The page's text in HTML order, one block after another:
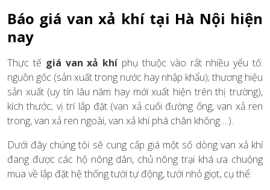
Báo giá van xả khí tại Hà Nội hiện
nay
Thực tế giá van xả khí phụ thuộc vào rất nhiều yếu tố:
nguồn gốc (sản xuất trong nước hay nhập khẩu); thương hiệu
sản xuất (uy tín lâu năm hay mới xuất hiện trên thị trường),
kích thước; vị trí lắp đặt (van xả cuối đường ống, van xả ren
trong, van xả ren ngoài, van xả khí phá chân không….).
Dưới đây chúng tôi sẽ cung cấp giá một số dòng van xả khí
đang được các hộ nông dân, chủ nông trại khá ưa chuộng
mua về lắp đặt hệ thống tưới tự động, tưới nhỏ giọt, cụ thể: